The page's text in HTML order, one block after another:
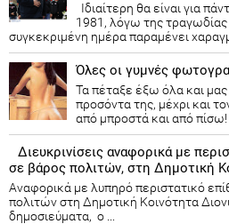
Ιδιαίτερη θα είναι για
1981, λόγω της
συγκεκριμένη ημέρα παραμένει
Όλες οι γυμνές
Τα πέταξε έξω όλα και
προσόντα της, μέχρι και
από μπροστά και από πίσω!
Διευκρινίσεις αναφορικά με
σε βάρος πολιτών, στη Δημοτική
Αναφορικά με λυπηρό περιστατικό
πολιτών στη Δημοτική Κοινότητα
δημοσιεύματα, ο ...